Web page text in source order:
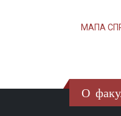
МАПА
О